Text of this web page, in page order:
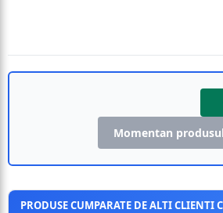
Momentan
PRODUSE CUMPARATE DE ALTI CLIENTI